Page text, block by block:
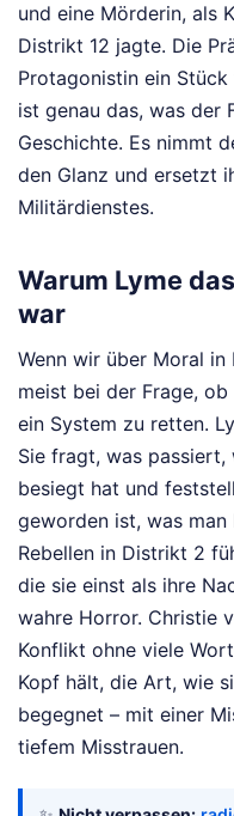
und eine Mörderin, als
Distrikt 12 jagte. Die
Protagonistin ein
ist genau das, was der
Geschichte. Es nimmt
den Glanz und ersetzt
Militärdienstes.
Warum Lyme
war
Wenn wir über Moral in
meist bei der Frage,
ein System zu retten.
Sie fragt, was passiert,
besiegt hat und
geworden ist, was
Rebellen in Distrikt 2
die sie einst als ihre
wahre Horror. Christie
Konflikt ohne viele
Kopf hält, die Art, wie
begegnet – mit einer
tiefem Misstrauen.